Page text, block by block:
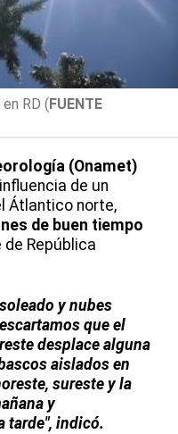
RD (FUENTE
(Onamet)
de un
Átlantico norte,
de buen tiempo
República
y nubes
que el
desplace alguna
aislados en
sureste y la
y
tarde", indicó.